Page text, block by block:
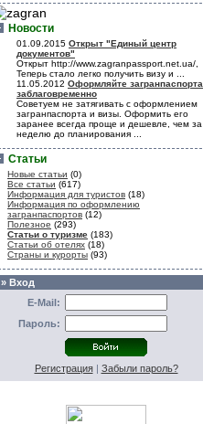
Новости
01.09.2015 Открыт "Единый центр
документов"
Открыт http://www.zagranpassport.net.ua/,
Теперь стало легко получить визу и ...
11.05.2012 Оформляйте загранпаспорта
заблаговременно
Советуем не затягивать с оформлением
загранпаспорта и визы. Оформить его
заранее всегда проще и дешевле, чем за
неделю до планирования ...
Статьи
Новые статьи (0)
Все статьи (617)
Информация для туристов (18)
Информация по оформлению
загранпаспортов (12)
Полезное (293)
Статьи о туризме (183)
Статьи об отелях (18)
Страны и курорты (93)
» Вход
E-Mail:
Пароль:
Регистрация| Забыли пароль?